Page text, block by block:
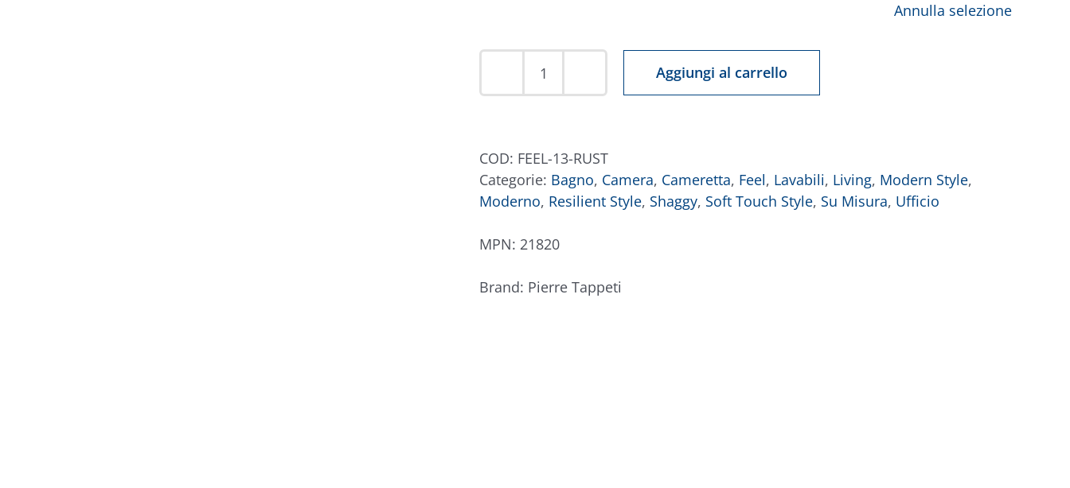
Annulla selezione
Tappeto
quantità
Aggiungi al carrello
COD: FEEL-13-RUST
Categorie: Bagno, Camera, Cameretta, Feel, Lavabili, Living, Modern Style,
Moderno, Resilient Style, Shaggy, Soft Touch Style, Su Misura, Ufficio
MPN: 21820
Brand: Pierre Tappeti